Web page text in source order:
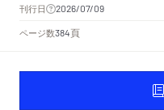
刊行日 2026/07/09
ページ数384頁